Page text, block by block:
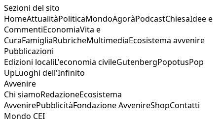
Sezioni del sito
HomeAttualitàPoliticaMondoAgoràPodcastChiesaIdee e
CommentiEconomiaVita e
CuraFamigliaRubricheMultimediaEcosistema avvenire
Pubblicazioni
Edizioni localiL'economia civileGutenbergPopotusPop
UpLuoghi dell'Infinito
Avvenire
Chi siamoRedazioneEcosistema
AvvenirePubblicitàFondazione AvvenireShopContatti
Mondo CEI